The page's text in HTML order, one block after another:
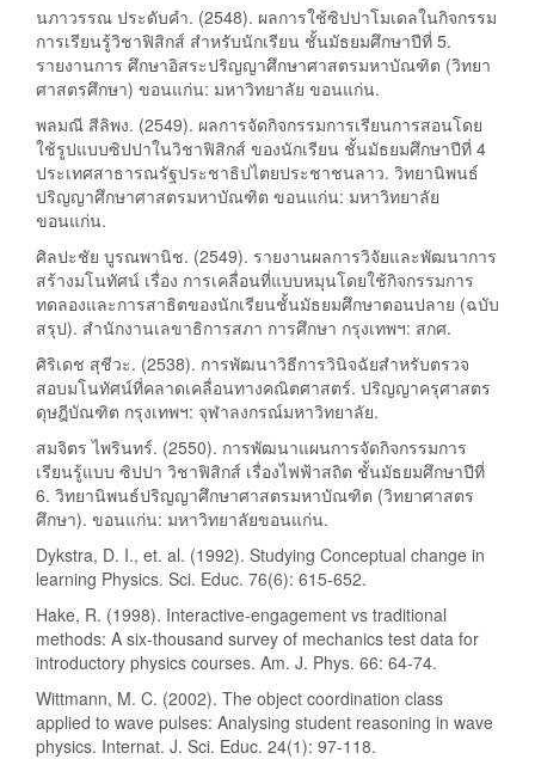
นภาวรรณ ประดับคำ. (2548). ผลการใช้ซิปปาโมเดลในกิจกรรม
การเรียนรู้วิชาฟิสิกส์ สำหรับนักเรียน ชั้นมัธยมศึกษาปีที่ 5.
รายงานการ ศึกษาอิสระปริญญาศึกษาศาสตรมหาบัณฑิต (วิทยา
ศาสตรศึกษา) ขอนแก่น: มหาวิทยาลัย ขอนแก่น.
พลมณี สีลิพง. (2549). ผลการจัดกิจกรรมการเรียนการสอนโดย
ใช้รูปแบบซิปปาในวิชาฟิสิกส์ ของนักเรียน ชั้นมัธยมศึกษาปีที่ 4
ประเทศสาธารณรัฐประชาธิปไตยประชาชนลาว. วิทยานิพนธ์
ปริญญาศึกษาศาสตรมหาบัณฑิต ขอนแก่น: มหาวิทยาลัย
ขอนแก่น.
ศิลปะชัย บูรณพานิช. (2549). รายงานผลการวิจัยและพัฒนาการ
สร้างมโนทัศน์ เรื่อง การเคลื่อนที่แบบหมุนโดยใช้กิจกรรมการ
ทดลองและการสาธิตของนักเรียนชั้นมัธยมศึกษาตอนปลาย (ฉบับ
สรุป). สำนักงานเลขาธิการสภา การศึกษา กรุงเทพฯ: สกศ.
ศิริเดช สุชีวะ. (2538). การพัฒนาวิธีการวินิจฉัยสำหรับตรวจ
สอบมโนทัศน์ที่คลาดเคลื่อนทางคณิตศาสตร์. ปริญญาครุศาสตร
ดุษฎีบัณฑิต กรุงเทพฯ: จุฬาลงกรณ์มหาวิทยาลัย.
สมจิตร ไพรินทร์. (2550). การพัฒนาแผนการจัดกิจกรรมการ
เรียนรู้แบบ ซิปปา วิชาฟิสิกส์ เรื่องไฟฟ้าสถิต ชั้นมัธยมศึกษาปีที่
6. วิทยานิพนธ์ปริญญาศึกษาศาสตรมหาบัณฑิต (วิทยาศาสตร
ศึกษา). ขอนแก่น: มหาวิทยาลัยขอนแก่น.
Dykstra, D. I., et. al. (1992). Studying Conceptual change in
learning Physics. Sci. Educ. 76(6): 615-652.
Hake, R. (1998). Interactive-engagement vs traditional
methods: A six-thousand survey of mechanics test data for
introductory physics courses. Am. J. Phys. 66: 64-74.
Wittmann, M. C. (2002). The object coordination class
applied to wave pulses: Analysing student reasoning in wave
physics. Internat. J. Sci. Educ. 24(1): 97-118.